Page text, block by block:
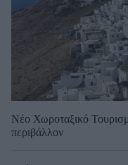
Νέο Χωροταξικό
περιβάλλον